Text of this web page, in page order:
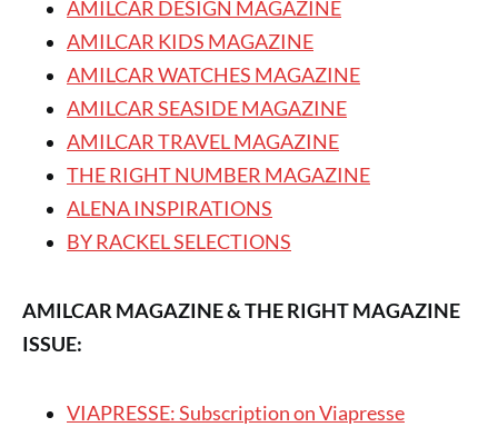
AMILCAR DESIGN MAGAZINE
AMILCAR KIDS MAGAZINE
AMILCAR WATCHES MAGAZINE
AMILCAR SEASIDE MAGAZINE
AMILCAR TRAVEL MAGAZINE
THE RIGHT NUMBER MAGAZINE
ALENA INSPIRATIONS
BY RACKEL SELECTIONS
AMILCAR MAGAZINE & THE RIGHT MAGAZINE
ISSUE:
VIAPRESSE: Subscription on Viapresse